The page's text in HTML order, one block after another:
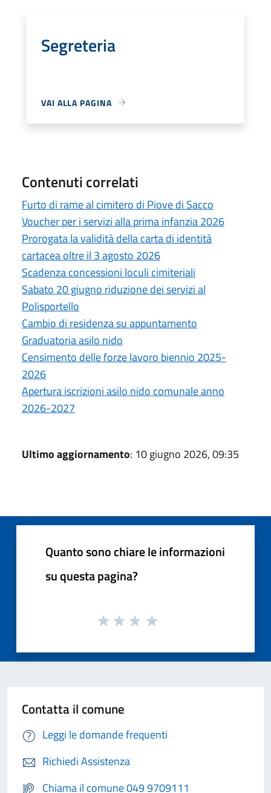
Segreteria
VAI ALLA PAGINA
Contenuti correlati
Furto di rame al cimitero di Piove di Sacco
Voucher per i servizi alla prima infanzia 2026
Prorogata la validità della carta di identità
cartacea oltre il 3 agosto 2026
Scadenza concessioni loculi cimiteriali
Sabato 20 giugno riduzione dei servizi al
Polisportello
Cambio di residenza su appuntamento
Graduatoria asilo nido
Censimento delle forze lavoro biennio 2025-
2026
Apertura iscrizioni asilo nido comunale anno
2026-2027
Ultimo aggiornamento: 10 giugno 2026, 09:35
Quanto sono chiare le informazioni
su questa pagina?
Contatta il comune
Leggi le domande frequenti
Richiedi Assistenza
Chiama il comune 049 9709111